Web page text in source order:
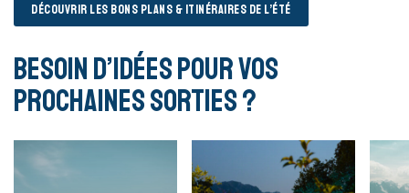
DÉCOUVRIR LES BONS PLANS & ITINÉRAIRES DE L’ÉTÉ
Besoin d’idées pour vos
prochaines sorties ?